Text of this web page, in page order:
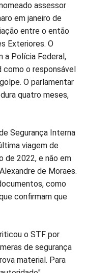
assessor
em janeiro de
entre o então
Exteriores. O
a Polícia Federal,
como o responsável
O parlamentar
quatro meses,
Segurança Interna
viagem de
de 2022, e não em
de Moraes.
como
confirmam que
o STF por
de segurança
material. Para